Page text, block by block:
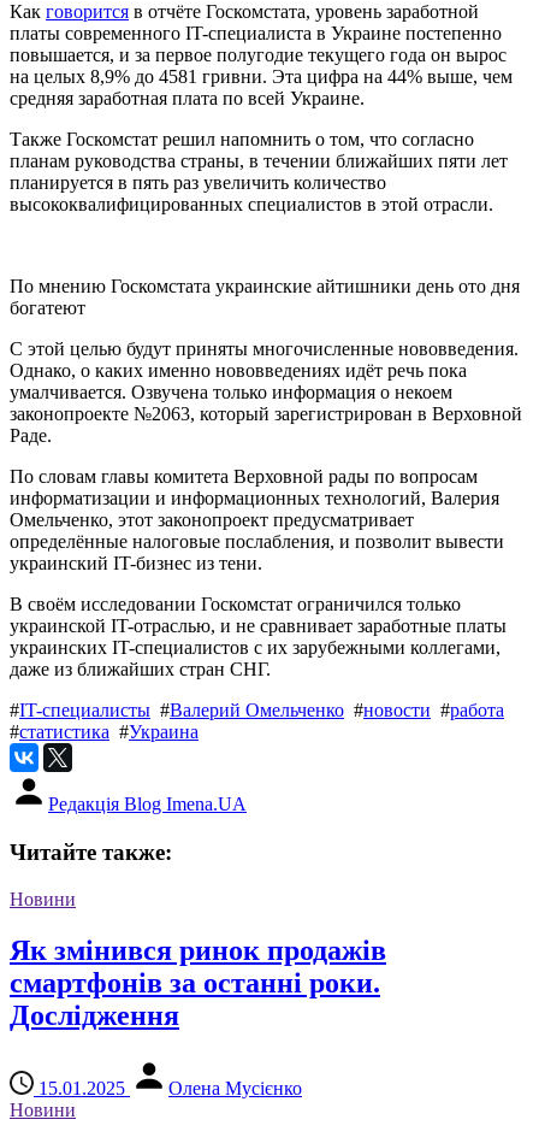
Как говорится в отчёте Госкомстата, уровень заработной
платы современного IT-специалиста в Украине постепенно
повышается, и за первое полугодие текущего года он вырос
на целых 8,9% до 4581 гривни. Эта цифра на 44% выше, чем
средняя заработная плата по всей Украине.
Также Госкомстат решил напомнить о том, что согласно
планам руководства страны, в течении ближайших пяти лет
планируется в пять раз увеличить количество
высококвалифицированных специалистов в этой отрасли.
По мнению Госкомстата украинские айтишники день ото дня
богатеют
С этой целью будут приняты многочисленные нововведения.
Однако, о каких именно нововведениях идёт речь пока
умалчивается. Озвучена только информация о некоем
законопроекте №2063, который зарегистрирован в Верховной
Раде.
По словам главы комитета Верховной рады по вопросам
информатизации и информационных технологий, Валерия
Омельченко, этот законопроект предусматривает
определённые налоговые послабления, и позволит вывести
украинский IT-бизнес из тени.
В своём исследовании Госкомстат ограничился только
украинской IT-отраслью, и не сравнивает заработные платы
украинских IT-специалистов с их зарубежными коллегами,
даже из ближайших стран СНГ.
#IT-специалисты #Валерий Омельченко #новости #работа
#статистика #Украина
Редакція Blog Imena.UA
Читайте также:
Новини
Як змінився ринок продажів
смартфонів за останні роки.
Дослідження
15.01.2025
Олена Мусієнко
Новини